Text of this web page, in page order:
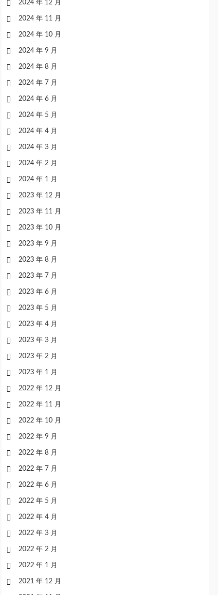
2024 年 12 月
2024 年 11 月
2024 年 10 月
2024 年 9 月
2024 年 8 月
2024 年 7 月
2024 年 6 月
2024 年 5 月
2024 年 4 月
2024 年 3 月
2024 年 2 月
2024 年 1 月
2023 年 12 月
2023 年 11 月
2023 年 10 月
2023 年 9 月
2023 年 8 月
2023 年 7 月
2023 年 6 月
2023 年 5 月
2023 年 4 月
2023 年 3 月
2023 年 2 月
2023 年 1 月
2022 年 12 月
2022 年 11 月
2022 年 10 月
2022 年 9 月
2022 年 8 月
2022 年 7 月
2022 年 6 月
2022 年 5 月
2022 年 4 月
2022 年 3 月
2022 年 2 月
2022 年 1 月
2021 年 12 月